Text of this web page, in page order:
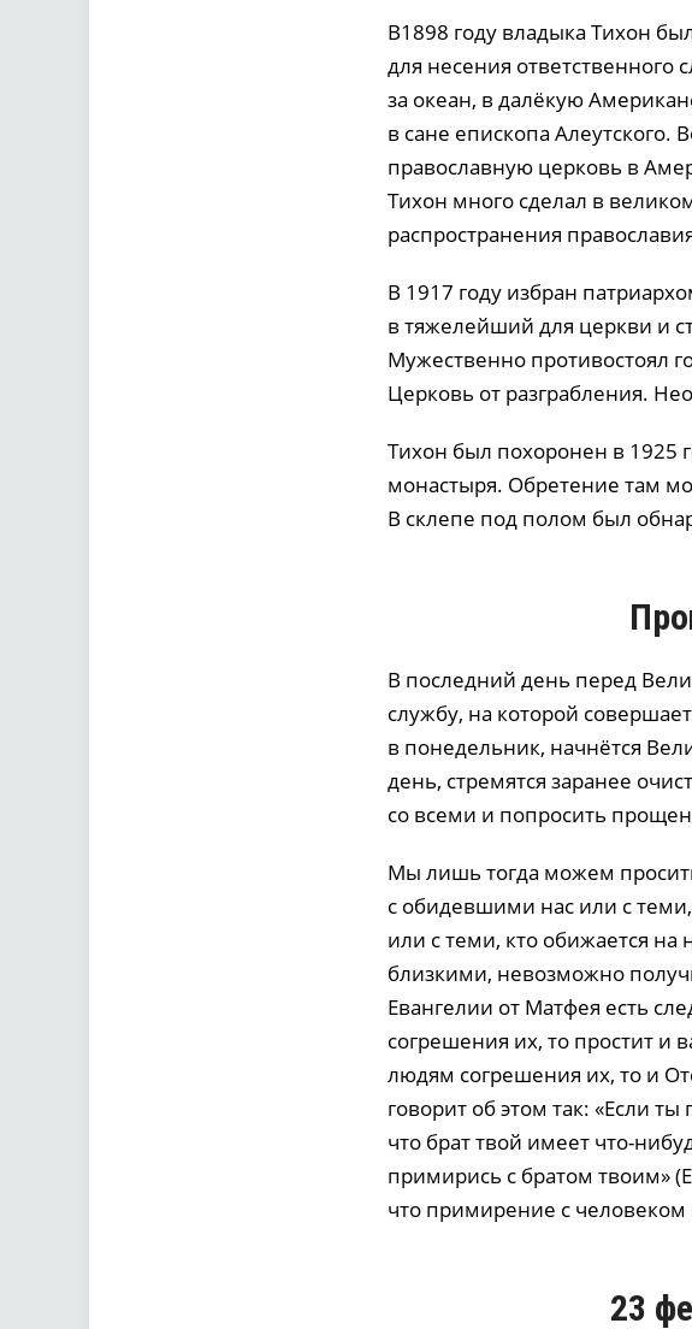
В1898 году владыка Тихон
для несения ответственного
за океан, в далёкую
в сане епископа Алеутского.
православную церковь в
Тихон много сделал в
распространения
В 1917 году избран
в тяжелейший для церкви и
Мужественно противостоял
Церковь от разграбления.
Тихон был похоронен в 1925
монастыря. Обретение там
В склепе под полом был
В последний день перед
службу, на которой
в понедельник, начнётся
день, стремятся заранее
со всеми и попросить
Мы лишь тогда можем
с обидевшими нас или с
или с теми, кто обижается
близкими, невозможно
Евангелии от Матфея есть
согрешения их, то простит и
людям согрешения их, то и
говорит об этом так: «Если
что брат твой имеет что-
примирись с братом твоим»
что примирение с
23